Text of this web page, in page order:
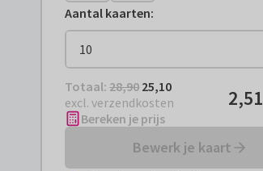
Aantal kaarten:
Totaal: € 25,10
Totaal: 28,90 25,10
excl. verzendkosten
€ 2,51
2,51
Bereken je prijs
Bewerk je kaart